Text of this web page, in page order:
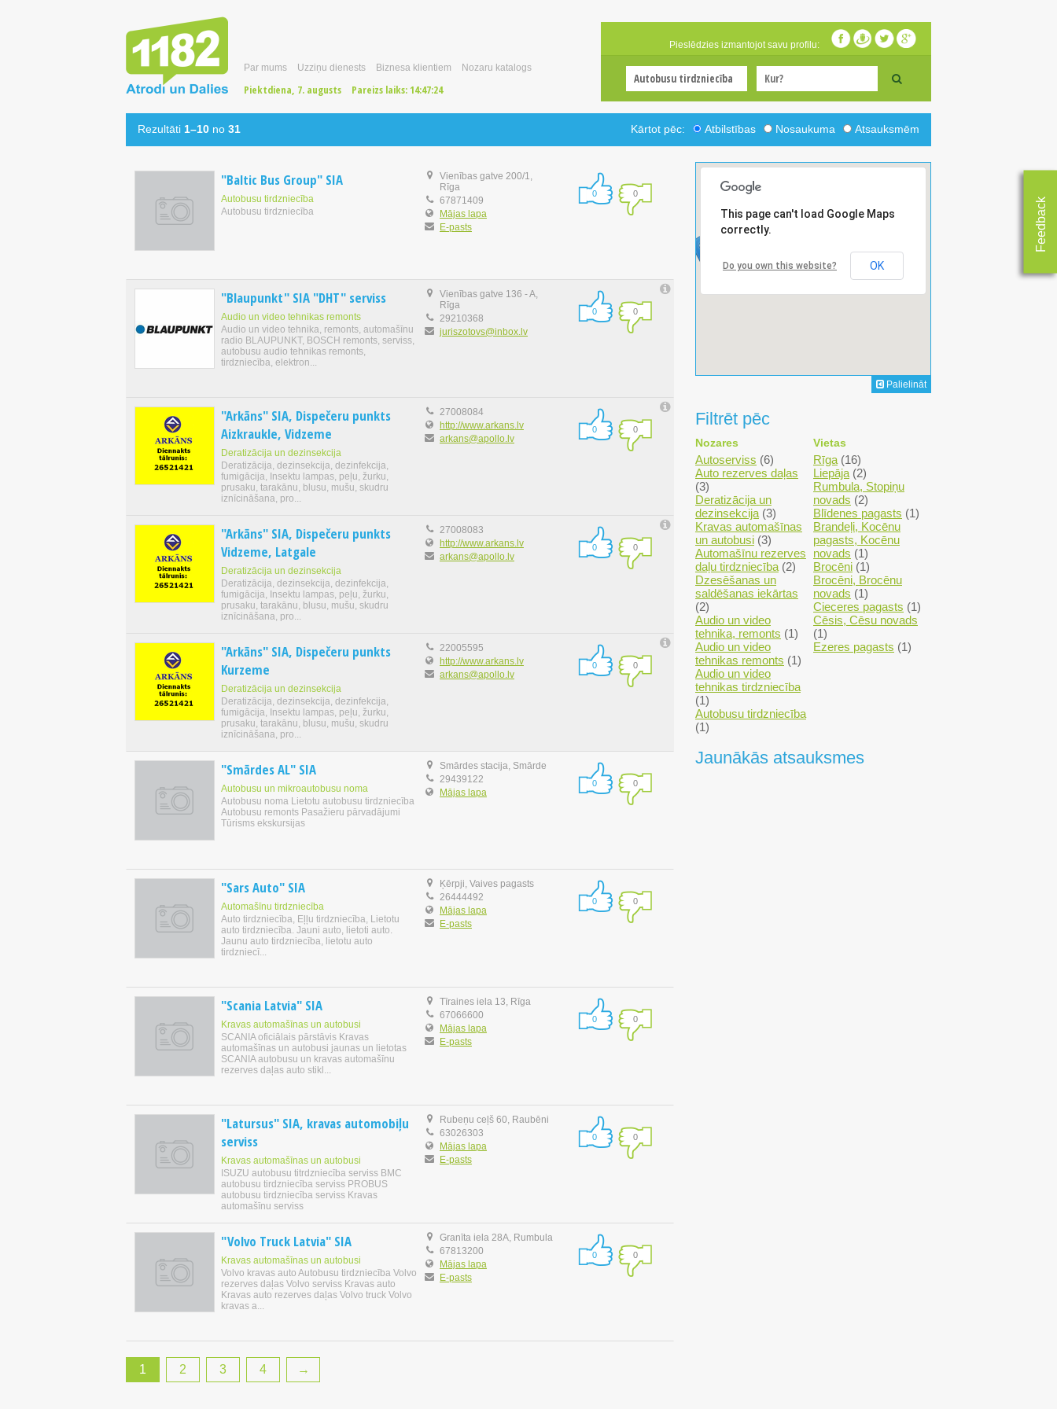
Par mums Uzziņu dienests Biznesa klientiem Nozaru katalogs
Piektdiena, 7. augusts Pareizs laiks: 14:47:25
Pieslēdzies izmantojot savu profilu:
Feedback
Rezultāti 1–10 no 31 Kārtot pēc: Atbilstības Nosaukuma Atsauksmēm
"Baltic Bus Group" SIA
Autobusu tirdzniecība
Autobusu tirdzniecība
Vienības gatve 200/1,
Rīga
67871409
Mājas lapa
E-pasts
0 0
"Blaupunkt" SIA "DHT" serviss
Audio un video tehnikas remonts
Audio un video tehnika, remonts, automašīnu
radio BLAUPUNKT, BOSCH remonts, serviss,
autobusu audio tehnikas remonts,
tirdzniecība, elektron...
Vienības gatve 136 - A,
Rīga
29210368
juriszotovs@inbox.lv
0 0
"Arkāns" SIA, Dispečeru punkts
Aizkraukle, Vidzeme
Deratizācija un dezinsekcija
Deratizācija, dezinsekcija, dezinfekcija,
fumigācija, Insektu lampas, peļu, žurku,
prusaku, tarakānu, blusu, mušu, skudru
iznīcināšana, pro...
27008084
http://www.arkans.lv
arkans@apollo.lv
0 0
"Arkāns" SIA, Dispečeru punkts
Vidzeme, Latgale
Deratizācija un dezinsekcija
Deratizācija, dezinsekcija, dezinfekcija,
fumigācija, Insektu lampas, peļu, žurku,
prusaku, tarakānu, blusu, mušu, skudru
iznīcināšana, pro...
27008083
http://www.arkans.lv
arkans@apollo.lv
0 0
"Arkāns" SIA, Dispečeru punkts
Kurzeme
Deratizācija un dezinsekcija
Deratizācija, dezinsekcija, dezinfekcija,
fumigācija, Insektu lampas, peļu, žurku,
prusaku, tarakānu, blusu, mušu, skudru
iznīcināšana, pro...
22005595
http://www.arkans.lv
arkans@apollo.lv
0 0
"Smārdes AL" SIA
Autobusu un mikroautobusu noma
Autobusu noma Lietotu autobusu tirdzniecība
Autobusu remonts Pasažieru pārvadājumi
Tūrisms ekskursijas
Smārdes stacija, Smārde
29439122
Mājas lapa
0 0
"Sars Auto" SIA
Automašīnu tirdzniecība
Auto tirdzniecība, Eļļu tirdzniecība, Lietotu
auto tirdzniecība. Jauni auto, lietoti auto.
Jaunu auto tirdzniecība, lietotu auto
tirdzniecī...
Ķērpji, Vaives pagasts
26444492
Mājas lapa
E-pasts
0 0
"Scania Latvia" SIA
Kravas automašīnas un autobusi
SCANIA oficiālais pārstāvis Kravas
automašīnas un autobusi jaunas un lietotas
SCANIA autobusu un kravas automašīnu
rezerves daļas auto stikl...
Tīraines iela 13, Rīga
67066600
Mājas lapa
E-pasts
0 0
"Latursus" SIA, kravas automobiļu
serviss
Kravas automašīnas un autobusi
ISUZU autobusu titrdzniecība serviss BMC
autobusu tirdzniecība serviss PROBUS
autobusu tirdzniecība serviss Kravas
automašīnu serviss
Rubeņu ceļš 60, Raubēni
63026303
Mājas lapa
E-pasts
0 0
"Volvo Truck Latvia" SIA
Kravas automašīnas un autobusi
Volvo kravas auto Autobusu tirdzniecība Volvo
rezerves daļas Volvo serviss Kravas auto
Kravas auto rezerves daļas Volvo truck Volvo
kravas a...
Granīta iela 28A, Rumbula
67813200
Mājas lapa
E-pasts
0 0
1 2 3 4 →
This page can't load Google Maps
correctly.
Do you own this website? OK
Palielināt
Filtrēt pēc
Nozares
Autoserviss (6)
Auto rezerves daļas
(3)
Deratizācija un
dezinsekcija (3)
Kravas automašīnas
un autobusi (3)
Automašīnu rezerves
daļu tirdzniecība (2)
Dzesēšanas un
saldēšanas iekārtas
(2)
Audio un video
tehnika, remonts (1)
Audio un video
tehnikas remonts (1)
Audio un video
tehnikas tirdzniecība
(1)
Autobusu tirdzniecība
(1)
Vietas
Rīga (16)
Liepāja (2)
Rumbula, Stopiņu
novads (2)
Blīdenes pagasts (1)
Brandeļi, Kocēnu
pagasts, Kocēnu
novads (1)
Brocēni (1)
Brocēni, Brocēnu
novads (1)
Cieceres pagasts (1)
Cēsis, Cēsu novads
(1)
Ezeres pagasts (1)
Jaunākās atsauksmes